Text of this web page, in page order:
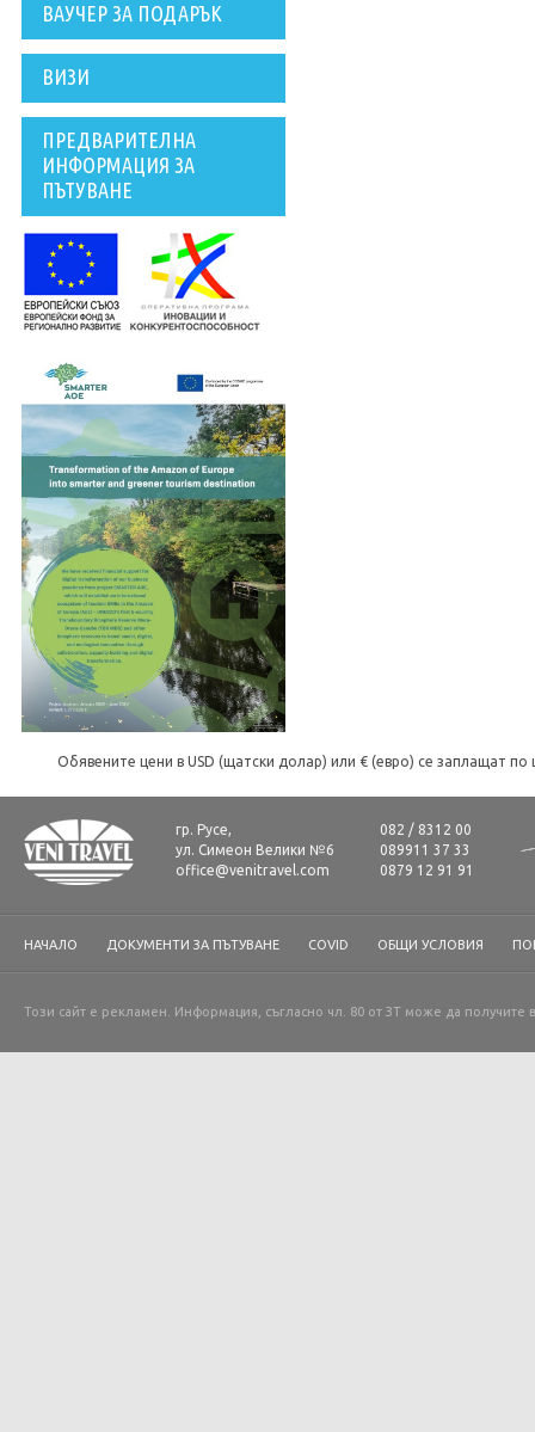
ВАУЧЕР ЗА ПОДАРЪК
ВИЗИ
ПРЕДВАРИТЕЛНА
ИНФОРМАЦИЯ ЗА
ПЪТУВАНЕ
Обявените цени в USD (щатски долар) или € (евро) се заплащат
гр. Русе,
ул. Симеон Велики №6
office@venitravel.com
082 / 8312 00
089911 37 33
0879 12 91 91
НАЧАЛО ДОКУМЕНТИ ЗА ПЪТУВАНЕ COVID ОБЩИ УСЛОВИЯ
Този сайт е рекламен. Информация, съгласно чл. 80 от ЗТ може да получите